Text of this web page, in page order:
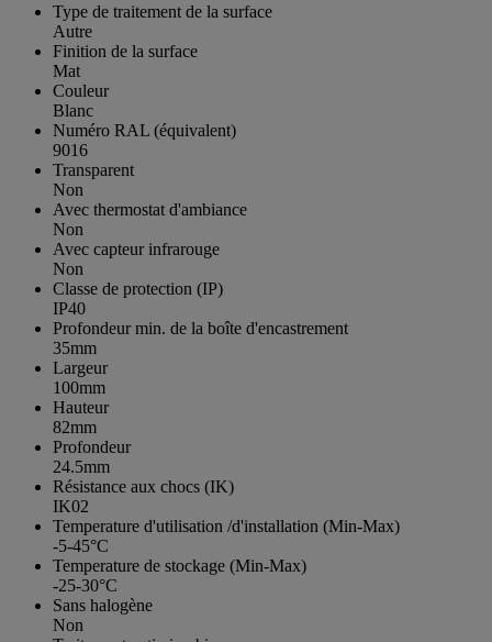
Type de traitement de la surface
Autre
Finition de la surface
Mat
Couleur
Blanc
Numéro RAL (équivalent)
9016
Transparent
Non
Avec thermostat d'ambiance
Non
Avec capteur infrarouge
Non
Classe de protection (IP)
IP40
Profondeur min. de la boîte d'encastrement
35mm
Largeur
100mm
Hauteur
82mm
Profondeur
24.5mm
Résistance aux chocs (IK)
IK02
Temperature d'utilisation /d'installation (Min-Max)
-5-45°C
Temperature de stockage (Min-Max)
-25-30°C
Sans halogène
Non